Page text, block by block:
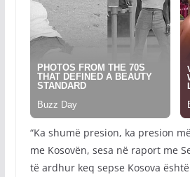
“Ka shumë presion, ka presion
me Kosovën, sesa në raport me
të ardhur keq sepse Kosova